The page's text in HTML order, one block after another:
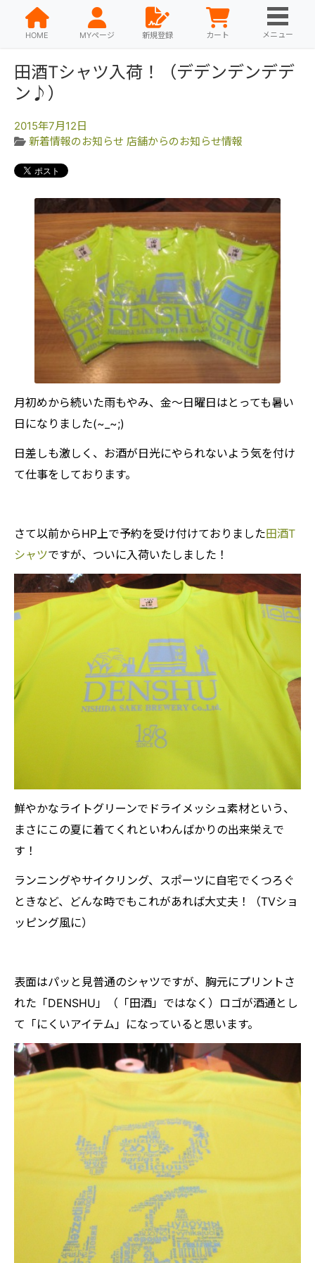
HOME MYページ 新規登録 カート メニュー
田酒Tシャツ入荷！（デデンデンデデ
ン♪）
2015年7月12日
新着情報のお知らせ 店舗からのお知らせ情報
月初めから続いた雨もやみ、金～日曜日はとっても暑い
日になりました(~_~;)
日差しも激しく、お酒が日光にやられないよう気を付け
て仕事をしております。
さて以前からHP上で予約を受け付けておりました田酒T
シャツですが、ついに入荷いたしました！
鮮やかなライトグリーンでドライメッシュ素材という、
まさにこの夏に着てくれといわんばかりの出来栄えで
す！
ランニングやサイクリング、スポーツに自宅でくつろぐ
ときなど、どんな時でもこれがあれば大丈夫！（TVショ
ッピング風に）
表面はパッと見普通のシャツですが、胸元にプリントさ
れた「DENSHU」（「田酒」ではなく）ロゴが酒通とし
て「にくいアイテム」になっていると思います。